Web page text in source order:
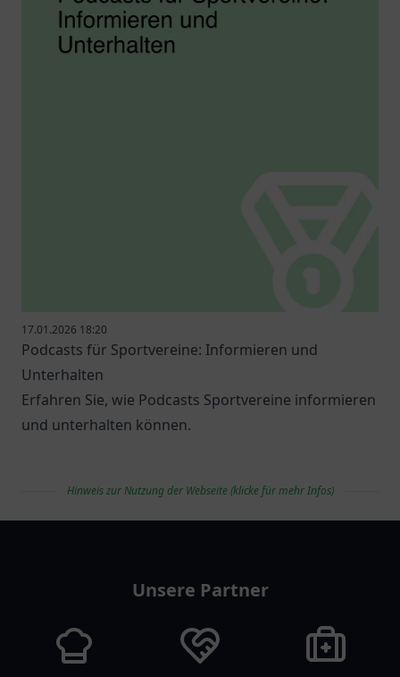
17.01.2026 18:20
Podcasts für Sportvereine: Informieren und
Unterhalten
Erfahren Sie, wie Podcasts Sportvereine informieren
und unterhalten können.
Hinweis zur Nutzung der Webseite (klicke für mehr Infos)
Unsere Partner